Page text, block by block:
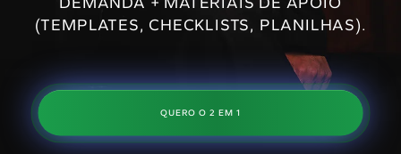
(TEMPLATES, CHECKLISTS, PLANILHAS).
QUERO O 2 EM 1